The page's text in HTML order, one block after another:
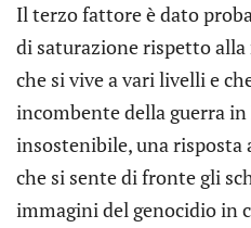
Il terzo fattore è dato
di saturazione rispetto
che si vive a vari livelli e
incombente della guerra in
insostenibile, una risposta
che si sente di fronte gli
immagini del genocidio in